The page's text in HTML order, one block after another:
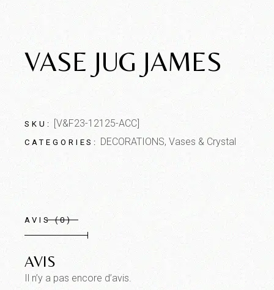
VASE JUG JAMES
SKU: [V&F23-12125-ACC]
CATEGORIES: DECORATIONS,Vases & Crystal
AVIS (0)
AVIS
Il n’y a pas encore d’avis.